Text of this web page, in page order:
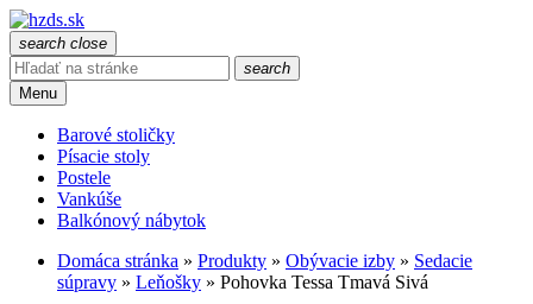
search close
search
Menu
Barové stoličky
Písacie stoly
Postele
Vankúše
Balkónový nábytok
Domáca stránka » Produkty » Obývacie izby » Sedacie
súpravy » Leňošky » Pohovka Tessa Tmavá Sivá